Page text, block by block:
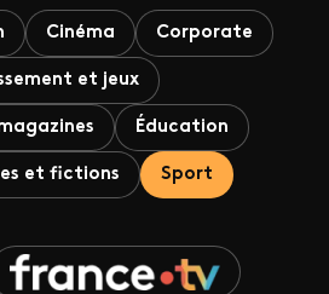
Cinéma Corporate
et jeux
Éducation
et fictions Sport